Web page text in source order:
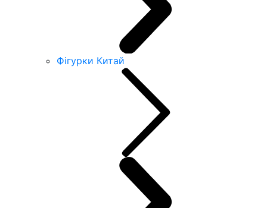
Фігурки Китай